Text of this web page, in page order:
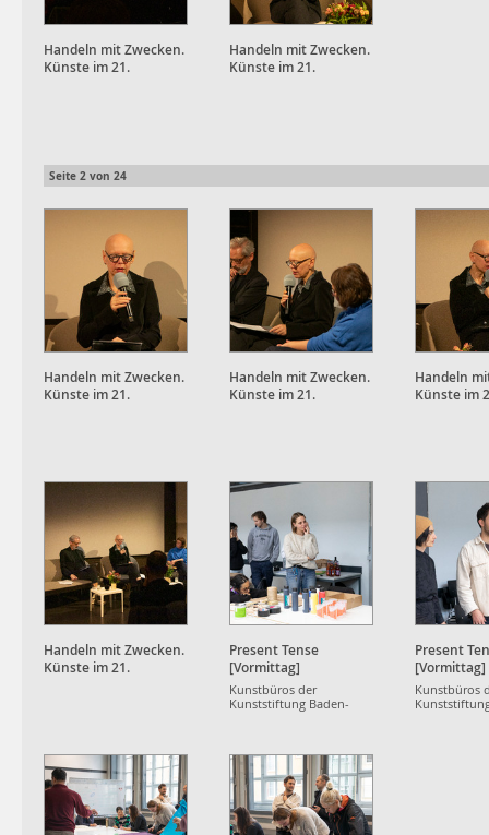
Handeln mit Zwecken.
Künste im 21.
Handeln mit Zwecken.
Künste im 21.
Seite 2 von 24
Handeln mit Zwecken.
Künste im 21.
Handeln mit Zwecken.
Künste im 21.
Handeln
Künste im
Handeln mit Zwecken.
Künste im 21.
Present Tense
[Vormittag]
Kunstbüros der
Kunststiftung Baden-
Present
[Vormittag]
Kunstbüros